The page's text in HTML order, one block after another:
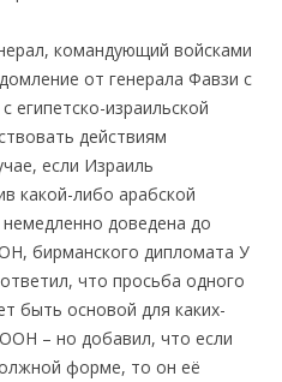
командующий войсками
от генерала Фавзи с
египетско-израильской
действиям
если Израиль
какой-либо арабской
доведена до
бирманского дипломата У
что просьба одного
быть основой для каких-
– но добавил, что если
форме, то он её